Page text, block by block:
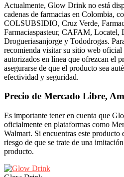
Actualmente, Glow Drink no está
cadenas de farmacias en Colombia,
COLSUBSIDIO, Cruz Verde,
Farmaciaspasteur, CAFAM, Locatel,
Drogueriasanjorge y Tododrogas.
recomienda visitar su sitio web
autorizados en línea que ofrezcan el
asegurarse de que el producto sea
efectividad y seguridad.
Precio de Mercado Libre,
Es importante tener en cuenta que
oficialmente en plataformas como
Walmart. Si encuentras este
riesgo de que se trate de una
producto.